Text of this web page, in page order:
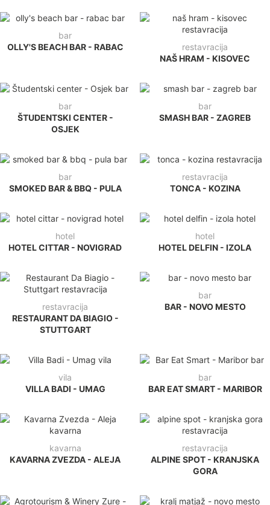
bar
OLLY'S BEACH BAR - RABAC
restavracija
NAŠ HRAM - KISOVEC
bar
ŠTUDENTSKI CENTER -
OSJEK
bar
SMASH BAR - ZAGREB
bar
SMOKED BAR & BBQ - PULA
restavracija
TONCA - KOZINA
hotel
HOTEL CITTAR - NOVIGRAD
hotel
HOTEL DELFIN - IZOLA
restavracija
RESTAURANT DA BIAGIO -
STUTTGART
bar
BAR - NOVO MESTO
vila
VILLA BADI - UMAG
bar
BAR EAT SMART - MARIBOR
kavarna
KAVARNA ZVEZDA - ALEJA
restavracija
ALPINE SPOT - KRANJSKA
GORA